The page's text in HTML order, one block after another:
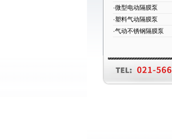
·微型电动隔膜泵
·塑料气动隔膜泵
·气动不锈钢隔膜泵